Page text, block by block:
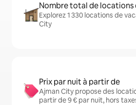
Nombre total de locations
Explorez 1 330 locations de
City
Prix par nuit à partir de
Ajman City propose des
partir de 9 € par nuit, hors